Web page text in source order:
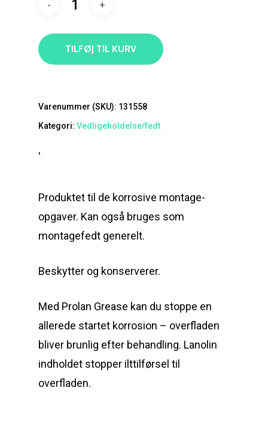
TILFØJ TIL KURV
Varenummer (SKU): 131558
Kategori: Vedligeholdelse/fedt
'
Produktet til de korrosive montage-
opgaver. Kan også bruges som
montagefedt generelt.
Beskytter og konserverer.
Med Prolan Grease kan du stoppe en
allerede startet korrosion – overfladen
bliver brunlig efter behandling. Lanolin
indholdet stopper ilttilførsel til
overfladen.